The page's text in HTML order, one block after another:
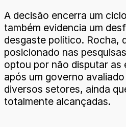
A decisão encerra um
também evidencia um
desgaste político. Rocha,
posicionado nas
optou por não disputar as
após um governo
diversos setores, ainda
totalmente alcançadas.